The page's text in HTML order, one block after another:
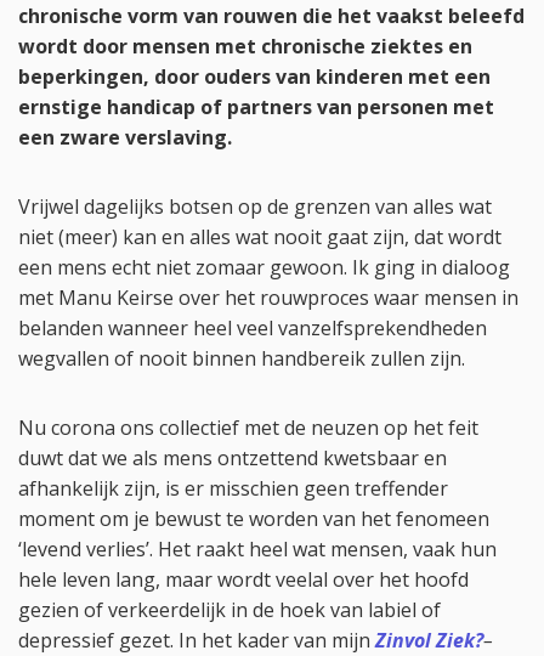
chronische vorm van rouwen die het vaakst beleefd
wordt door mensen met chronische ziektes en
beperkingen, door ouders van kinderen met een
ernstige handicap of partners van personen met
een zware verslaving.
Vrijwel dagelijks botsen op de grenzen van alles wat
niet (meer) kan en alles wat nooit gaat zijn, dat wordt
een mens echt niet zomaar gewoon. Ik ging in dialoog
met Manu Keirse over het rouwproces waar mensen in
belanden wanneer heel veel vanzelfsprekendheden
wegvallen of nooit binnen handbereik zullen zijn.
Nu corona ons collectief met de neuzen op het feit
duwt dat we als mens ontzettend kwetsbaar en
afhankelijk zijn, is er misschien geen treffender
moment om je bewust te worden van het fenomeen
‘levend verlies’. Het raakt heel wat mensen, vaak hun
hele leven lang, maar wordt veelal over het hoofd
gezien of verkeerdelijk in de hoek van labiel of
depressief gezet. In het kader van mijnZinvol Ziek?–